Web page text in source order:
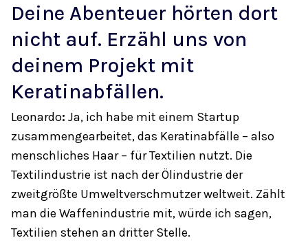
Deine Abenteuer hörten dort
nicht auf. Erzähl uns von
deinem Projekt mit
Keratinabfällen.
Leonardo: Ja, ich habe mit einem Startup
zusammengearbeitet, das Keratinabfälle – also
menschliches Haar – für Textilien nutzt. Die
Textilindustrie ist nach der Ölindustrie der
zweitgrößte Umweltverschmutzer weltweit. Zählt
man die Waffenindustrie mit, würde ich sagen,
Textilien stehen an dritter Stelle.